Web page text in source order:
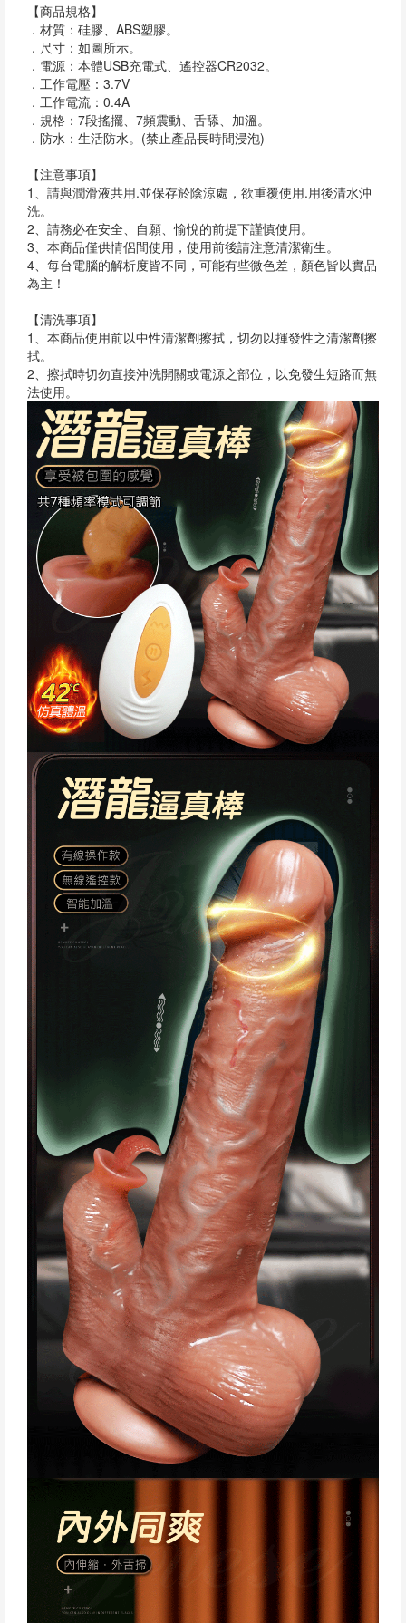
【商品規格】
．材質：硅膠、ABS塑膠。
．尺寸：如圖所示。
．電源：本體USB充電式、遙控器CR2032。
．工作電壓：3.7V
．工作電流：0.4A
．規格：7段搖擺、7頻震動、舌舔、加溫。
．防水：生活防水。(禁止產品長時間浸泡)
【注意事項】
1、請與潤滑液共用.並保存於陰涼處，欲重覆使用.用後清水沖
洗。
2、請務必在安全、自願、愉悅的前提下謹慎使用。
3、本商品僅供情侶間使用，使用前後請注意清潔衛生。
4、每台電腦的解析度皆不同，可能有些微色差，顏色皆以實品
為主！
【清洗事項】
1、本商品使用前以中性清潔劑擦拭，切勿以揮發性之清潔劑擦
拭。
2、擦拭時切勿直接沖洗開關或電源之部位，以免發生短路而無
法使用。